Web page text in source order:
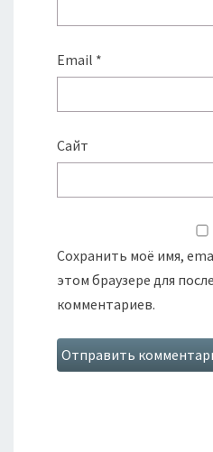
Email *
Сайт
Сохранить моё имя,
этом браузере для
комментариев.